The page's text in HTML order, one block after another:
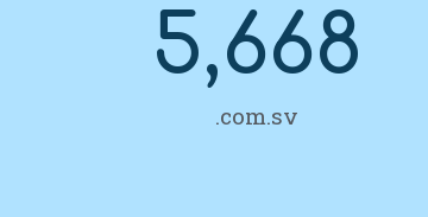
5,668
.com.sv